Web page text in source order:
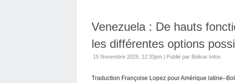
Venezuela : De hauts
les différentes options
15 Novembre 2025, 12:33pm | Publié par Bolivar Infos
Traduction Françoise Lopez pour Amérique